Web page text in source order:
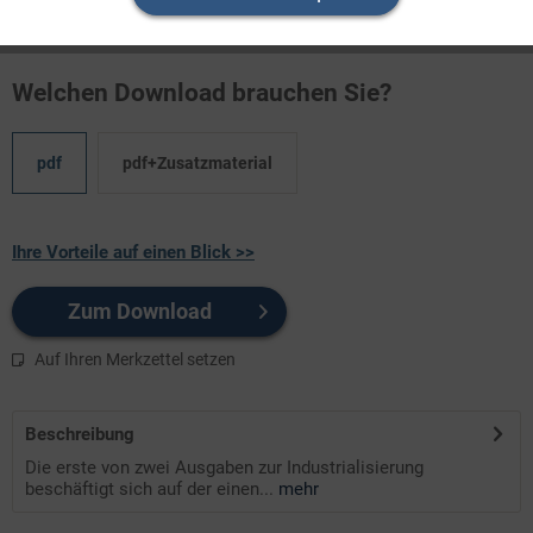
das „lange 19. Jahrhundert" geleg ...
Welchen Download brauchen Sie?
pdf pdf+Zusatzmaterial
Ihre Vorteile auf einen Blick >>
Zum Download
Auf Ihren Merkzettel setzen
Beschreibung
Die erste von zwei Ausgaben zur Industrialisierung
beschäftigt sich auf der einen... mehr